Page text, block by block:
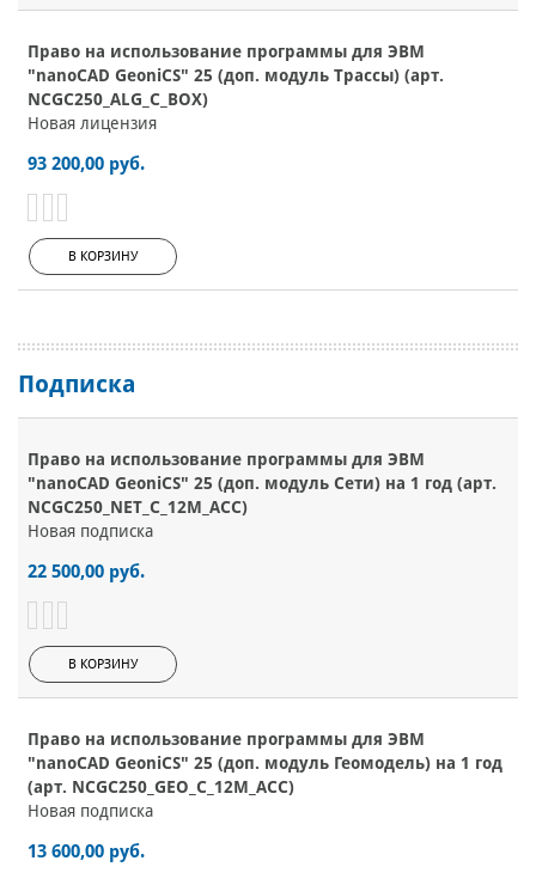
Право на использование программы для ЭВМ
"nanoCAD GeoniCS" 25 (доп. модуль Трассы) (арт.
NCGC250_ALG_C_BOX)
Новая лицензия
93 200,00 руб.
В КОРЗИНУ
Подписка
Право на использование программы для ЭВМ
"nanoCAD GeoniCS" 25 (доп. модуль Сети) на 1 год (арт.
NCGC250_NET_C_12M_ACC)
Новая подписка
22 500,00 руб.
В КОРЗИНУ
Право на использование программы для ЭВМ
"nanoCAD GeoniCS" 25 (доп. модуль Геомодель) на 1 год
(арт. NCGC250_GEO_C_12M_ACC)
Новая подписка
13 600,00 руб.